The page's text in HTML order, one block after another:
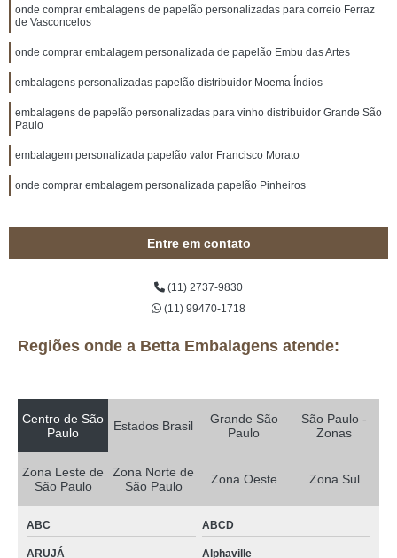
onde comprar embalagens de papelão personalizadas para correio Ferraz
de Vasconcelos
onde comprar embalagem personalizada de papelão Embu das Artes
embalagens personalizadas papelão distribuidor Moema Índios
embalagens de papelão personalizadas para vinho distribuidor Grande São
Paulo
embalagem personalizada papelão valor Francisco Morato
onde comprar embalagem personalizada papelão Pinheiros
Entre em contato
(11) 2737-9830
(11) 99470-1718
Regiões onde a Betta Embalagens atende:
Centro de São
Paulo
Estados Brasil
Grande São
Paulo
São Paulo -
Zonas
Zona Leste de
São Paulo
Zona Norte de
São Paulo
Zona Oeste Zona Sul
ABC ABCD
ARUJÁ Alphaville